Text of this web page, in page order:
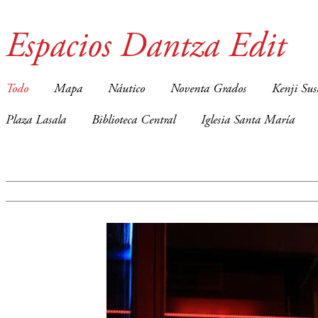
Espacios Dantza Edit
Todo Mapa Náutico Noventa Grados Kenji
Plaza Lasala Biblioteca Central Iglesia Santa María